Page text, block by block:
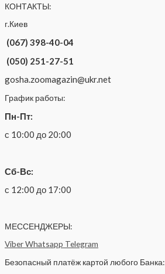
КОНТАКТЫ:
г.Киев
(067) 398-40-04
(050) 251-27-51
gosha.zoomagazin@ukr.net
График работы:
Пн-Пт:
с 10:00 до 20:00
Сб-Вс:
с 12:00 до 17:00
МЕССЕНДЖЕРЫ:
ViberWhatsapp Telegram
Безопасный платёж картой любого Банка: